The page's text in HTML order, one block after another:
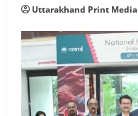
Uttarakhand Print Media